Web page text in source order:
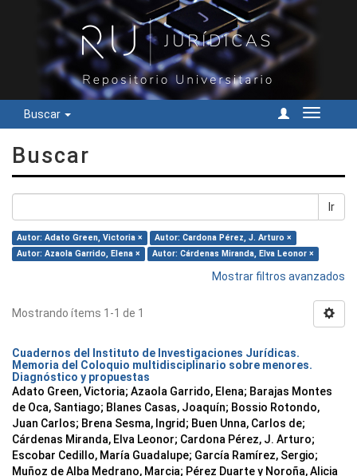
Buscar
Cambiar
Buscar
Ir
Autor: Adato Green, Victoria ×
Autor: Cardona Pérez, J. Arturo ×
Autor: Azaola Garrido, Elena ×
Autor: Cárdenas Miranda, Elva Leonor ×
Mostrar filtros avanzados
Mostrando ítems 1-1 de 1
Cuadernos del Instituto de Investigaciones Jurídicas.
Memoria del Coloquio multidisciplinario sobre menores.
Diagnóstico y propuestas
Adato Green, Victoria; Azaola Garrido, Elena; Barajas Montes
de Oca, Santiago; Blanes Casas, Joaquín; Bossio Rotondo,
Juan Carlos; Brena Sesma, Ingrid; Buen Unna, Carlos de;
Cárdenas Miranda, Elva Leonor; Cardona Pérez, J. Arturo;
Escobar Cedillo, María Guadalupe; García Ramírez, Sergio;
Muñoz de Alba Medrano, Marcia; Pérez Duarte y Noroña, Alicia